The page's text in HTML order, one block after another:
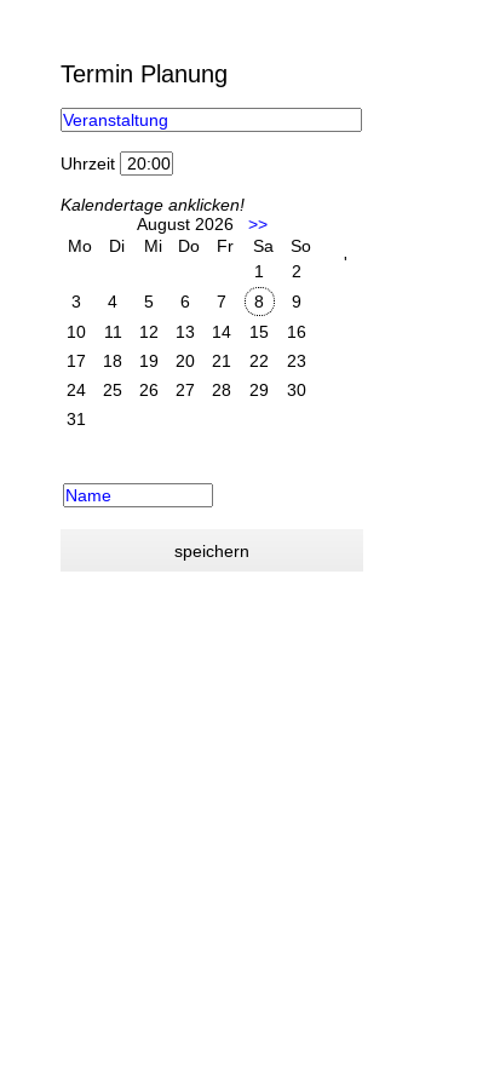
Termin Planung
Uhrzeit
Kalendertage anklicken!
August 2026 >>
Mo
Di Mi Do Fr Sa
So
1
2
3
4 5 6 7 8
9
10
11 12 13 14 15
16
17
18 19 20 21 22
23
24
25 26 27 28 29
30
31
'